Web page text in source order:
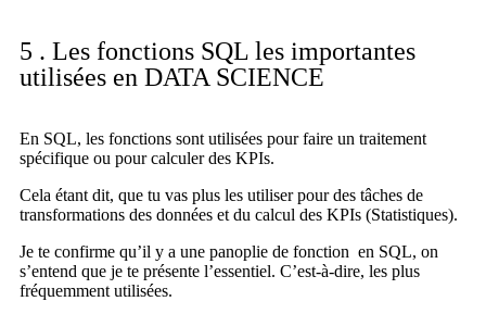
5 . Les fonctions SQL les importantes
utilisées en DATA SCIENCE
En SQL, les fonctions sont utilisées pour faire un traitement
spécifique ou pour calculer des KPIs.
Cela étant dit, que tu vas plus les utiliser pour des tâches de
transformations des données et du calcul des KPIs (Statistiques).
Je te confirme qu’il y a une panoplie de fonction en SQL, on
s’entend que je te présente l’essentiel. C’est-à-dire, les plus
fréquemment utilisées.